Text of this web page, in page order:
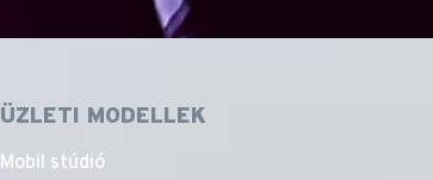
ÜZLETI MODELLEK
Mobil stúdió